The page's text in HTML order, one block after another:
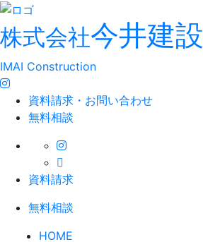
株式会社今井建設
IMAI Construction
資料請求・お問い合わせ
無料相談
資料請求
無料相談
HOME